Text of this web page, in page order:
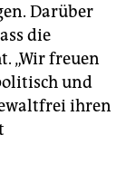
und
wie
mit
und
Darüber
die
„Wir freuen
und
ihren